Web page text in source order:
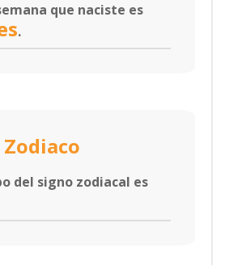
que naciste es
.
del signo zodiacal es